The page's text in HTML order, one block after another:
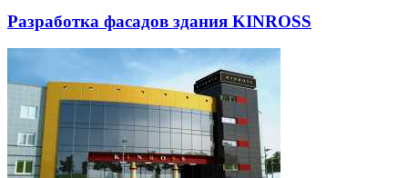
Разработка фасадов здания KINROSS